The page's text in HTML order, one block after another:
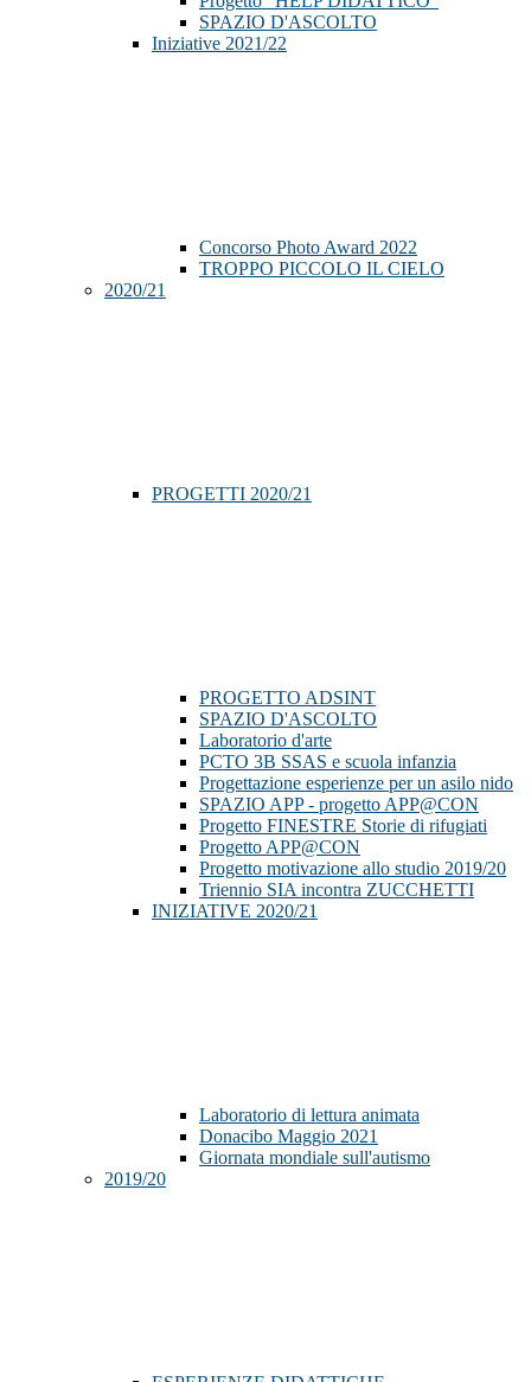
SPAZIO D'ASCOLTO
Iniziative 2021/22
Concorso Photo Award 2022
TROPPO PICCOLO IL CIELO
2020/21
PROGETTI 2020/21
PROGETTO ADSINT
SPAZIO D'ASCOLTO
Laboratorio d'arte
PCTO 3B SSAS e scuola infanzia
Progettazione esperienze per un asilo nido
SPAZIO APP - progetto APP@CON
Progetto FINESTRE Storie di rifugiati
Progetto APP@CON
Progetto motivazione allo studio 2019/20
Triennio SIA incontra ZUCCHETTI
INIZIATIVE 2020/21
Laboratorio di lettura animata
Donacibo Maggio 2021
Giornata mondiale sull'autismo
2019/20